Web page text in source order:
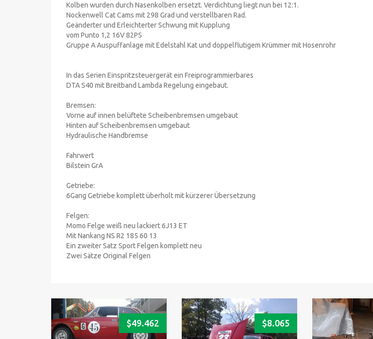
Kolben wurden durch Nasenkolben ersetzt. Verdichtung liegt nun bei 12:1.
Nockenwell Cat Cams mit 298 Grad und verstellbaren Rad.
Geänderter und Erleichterter Schwung mit Kupplung
vom Punto 1,2 16V 82PS
Gruppe A Auspuffanlage mit Edelstahl Kat und doppelflutigem Krümmer mit Hosenrohr
In das Serien Einspritzsteuergerät ein Freiprogrammierbares
DTA S40 mit Breitband Lambda Regelung eingebaut.
Bremsen:
Vorne auf innen belüftete Scheibenbremsen umgebaut
Hinten auf Scheibenbremsen umgebaut
Hydraulische Handbremse
Fahrwert
Bilstein GrA
Getriebe:
6Gang Getriebe komplett überholt mit kürzerer Übersetzung
Felgen:
Momo Felge weiß neu lackiert 6J13 ET
Mit Nankang NS R2 185 60 13
Ein zweiter Satz Sport Felgen komplett neu
Zwei Sätze Original Felgen
$49.462 $8.065